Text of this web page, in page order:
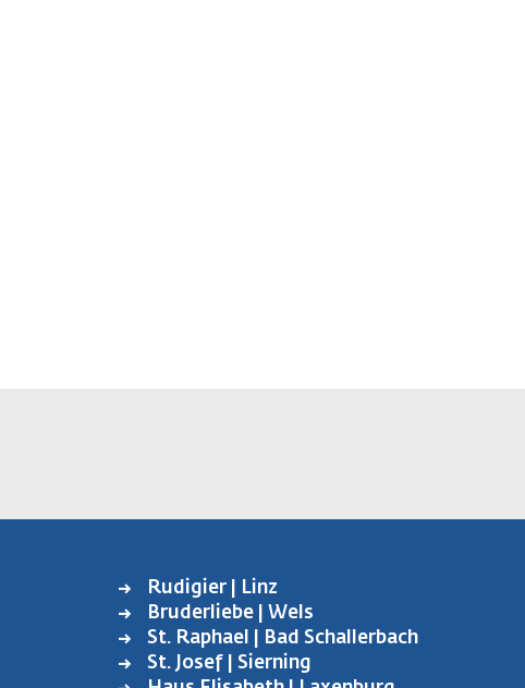
FUSSBEREICH L
INKS
Rudigier | Linz
Bruderliebe | Wels
St. Raphael | Bad Schallerbach
St. Josef | Sierning